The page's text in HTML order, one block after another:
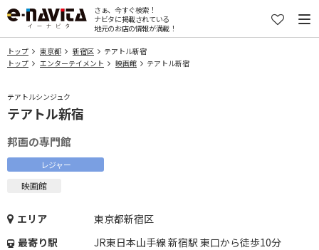
さぁ、今すぐ検索！
ナビタに掲載されている
地元のお店の情報が満載！
トップ 東京都 新宿区
テアトル新宿
トップ
エンターテイメント 映画館 テアトル新宿
テアトルシンジュク
テアトル新宿
邦画の専門館
レジャー
映画館
エリア
東京都新宿区
最寄り駅
JR東日本山手線 新宿駅 東口から徒歩10分